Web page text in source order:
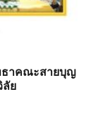
าคณะสายบุญ
ย